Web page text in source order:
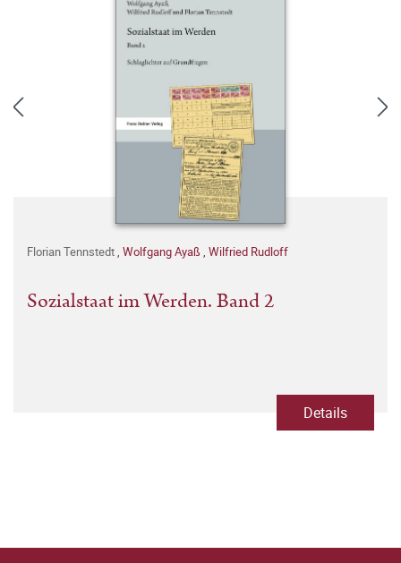
Florian Tennstedt, Wolfgang Ayaß , Wilfried Rudloff
Sozialstaat im Werden. Band 2
Details